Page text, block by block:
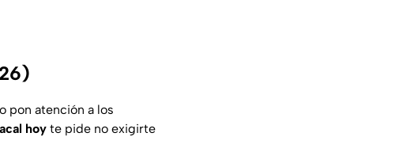
pon atención a los
hoy te pide no exigirte